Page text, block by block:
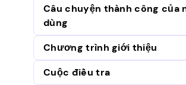
Câu chuyện thành công của
dùng
Chương trình giới thiệu
Cuộc điều tra